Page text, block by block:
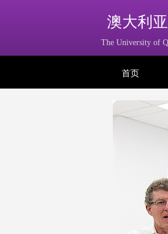
澳大利
The University of
首页